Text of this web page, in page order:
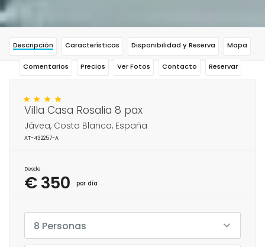
Descripción Características Disponibilidad y Reserva Mapa
Comentarios Precios Ver Fotos Contacto Reservar
Villa Casa Rosalia 8 pax
Jávea, Costa Blanca, España
AT-432257-A
Desde
€ 350 por día
8 Personas